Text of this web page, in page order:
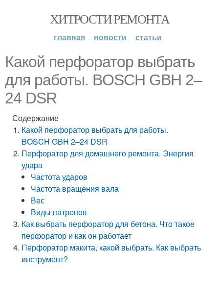
ХИТРОСТИ РЕМОНТА
главная новости статьи
Какой перфоратор выбрать
для работы. BOSCH GBH 2–
24 DSR
Содержание
Какой перфоратор выбрать для работы.
BOSCH GBH 2–24 DSR
Перфоратор для домашнего ремонта. Энергия
удара
Частота ударов
Частота вращения вала
Вес
Виды патронов
Как выбрать перфоратор для бетона. Что такое
перфоратор и как он работает
Перфоратор макита, какой выбрать. Как выбрать
инструмент?